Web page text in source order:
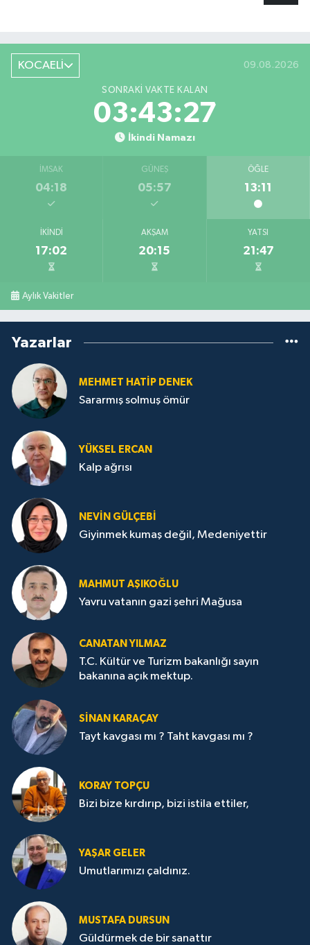
KOCAELİ 09.08.2026
SONRAKI VAKTE KALAN
03:43:26
İkindi Namazı
İMSAK
04:18
GÜNEŞ
05:57
ÖĞLE
13:11
İKINDI
17:02
AKŞAM
20:15
YATSI
21:47
Aylık Vakitler
Yazarlar
MEHMET HATİP DENEK
Sararmış solmuş ömür
YÜKSEL ERCAN
Kalp ağrısı
NEVİN GÜLÇEBİ
Giyinmek kumaş değil, Medeniyettir
MAHMUT AŞIKOĞLU
Yavru vatanın gazi şehri Mağusa
CANATAN YILMAZ
T.C. Kültür ve Turizm bakanlığı sayın
bakanına açık mektup.
SİNAN KARAÇAY
Tayt kavgası mı ? Taht kavgası mı ?
KORAY TOPÇU
Bizi bize kırdırıp, bizi istila ettiler,
YAŞAR GELER
Umutlarımızı çaldınız.
MUSTAFA DURSUN
Güldürmek de bir sanattır